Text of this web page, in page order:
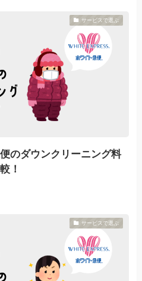
サービスで選ぶ
のダウンクリーニング料
！
サービスで選ぶ